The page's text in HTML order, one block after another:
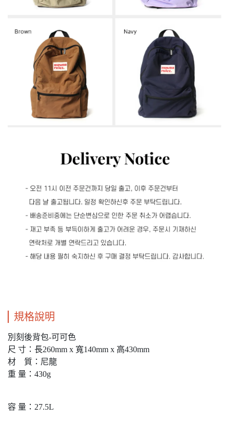
規格說明
別刻後背包-可可色
尺 寸：長260mm x 寬140mm x 高430mm
材 質：尼龍
重 量：430g
容 量：27.5L